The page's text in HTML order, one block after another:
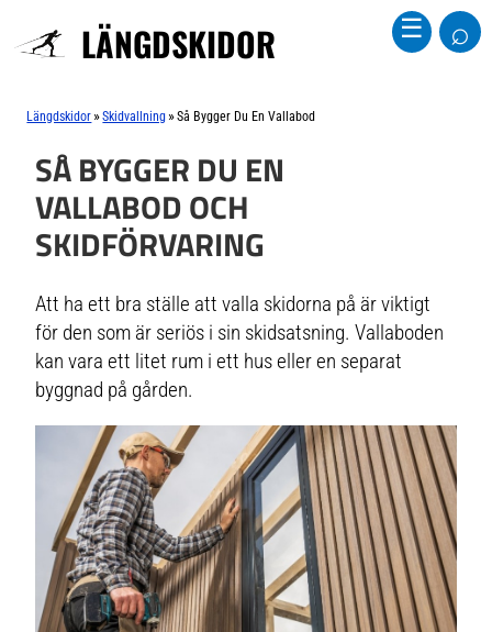
LÄNGDSKIDOR ☰ ⌕
Längdskidor »Skidvallning »Så Bygger Du En Vallabod
SÅ BYGGER DU EN
VALLABOD OCH
SKIDFÖRVARING
Att ha ett bra ställe att valla skidorna på är viktigt
för den som är seriös i sin skidsatsning. Vallaboden
kan vara ett litet rum i ett hus eller en separat
byggnad på gården.